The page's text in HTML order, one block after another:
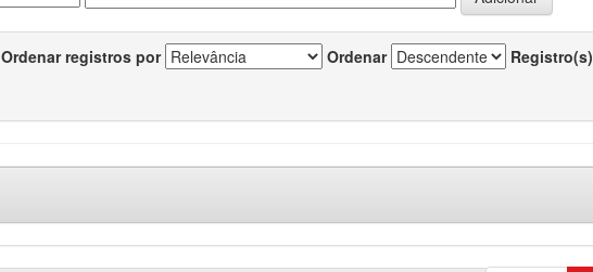
Ordenar registros por Ordenar Registro(s)